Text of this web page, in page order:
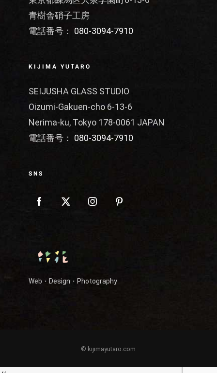
青樹舎硝子工房
電話番号： 080-3094-7910
KIJIMA YUTARO
SEIJUSHA GLASS STUDIO
Oizumi-Gakuen-cho 6-13-6
Nerima-ku, Tokyo 178-0061 JAPAN
電話番号： 080-3094-7910
SNS
Web・Design・Photography
© kijimayutaro.com